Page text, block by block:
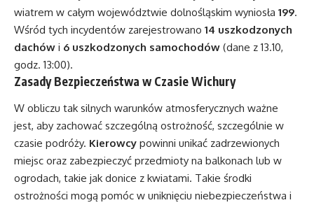
wiatrem w całym województwie dolnośląskim wyniosła 199.
Wśród tych incydentów zarejestrowano 14 uszkodzonych
dachów i 6 uszkodzonych samochodów (dane z 13.10,
godz. 13:00).
Zasady Bezpieczeństwa w Czasie Wichury
W obliczu tak silnych warunków atmosferycznych ważne
jest, aby zachować szczególną ostrożność, szczególnie w
czasie podróży. Kierowcy powinni unikać zadrzewionych
miejsc oraz zabezpieczyć przedmioty na balkonach lub w
ogrodach, takie jak donice z kwiatami. Takie środki
ostrożności mogą pomóc w uniknięciu niebezpieczeństwa i